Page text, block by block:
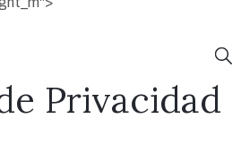
Privacidad